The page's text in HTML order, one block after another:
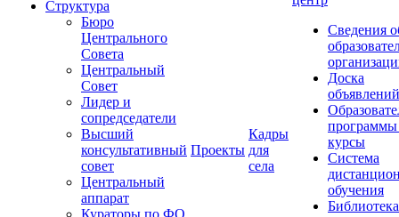
Структура
Бюро
Центрального
Совета
Центральный
Совет
Лидер и
сопредседатели
Высший
консультативный
совет
Центральный
аппарат
Кураторы по ФО
Проекты
Кадры
для
села
Сведения
Доска
объявлений
курсы
Система
обучения
Библиотека